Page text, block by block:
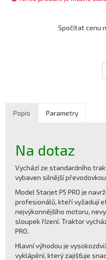
Spočítat cenu
Popis Parametry
Na dotaz
Vychází ze standardního
vybaven silnější
Model Starjet P5 PRO je
profesionálů, kteří vyžadují
nejvýkonnějšího motoru,
sloupek řízení. Traktor
PRO.
Hlavní výhodou je
vyklápění, který zajišťuje